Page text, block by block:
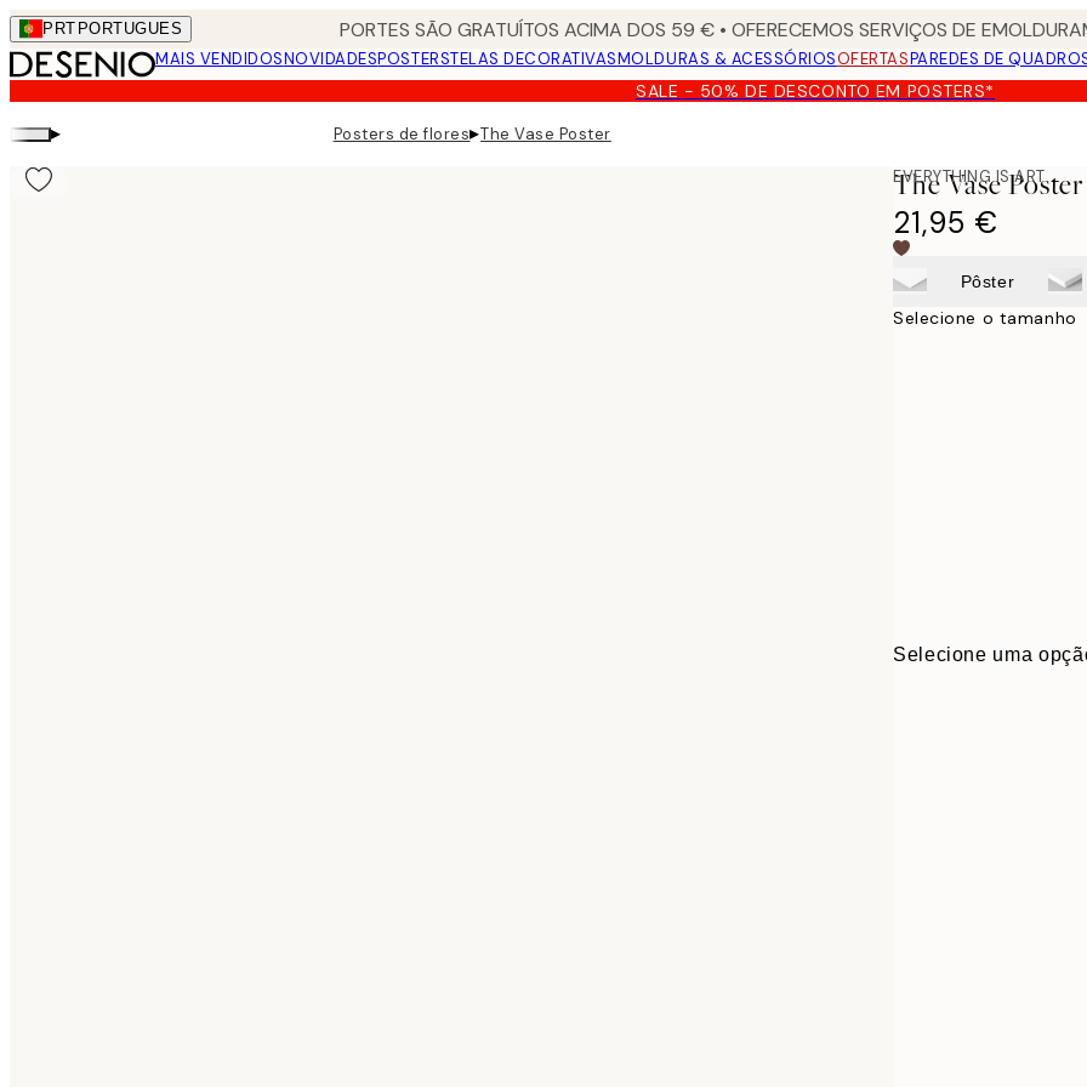
Skip
to
main
content.
PRT PORTUGUES PORTES SÃO GRATUÍTOS ACIMA DOS 59 € • OFERECEMOS SERVIÇOS DE
MAIS VENDIDOSNOVIDADESPOSTERSTELAS DECORATIVASMOLDURAS & ACESSÓRIOSOFERTASPAREDES DE
SALE - 50% DE DESCONTO EM POSTERS*
▸ Posters de flores▸The Vase Poster
EVERYTHING IS ART
The Vase Poster
21,95 €
Pôster
Selecione o tamanho
Selecione uma